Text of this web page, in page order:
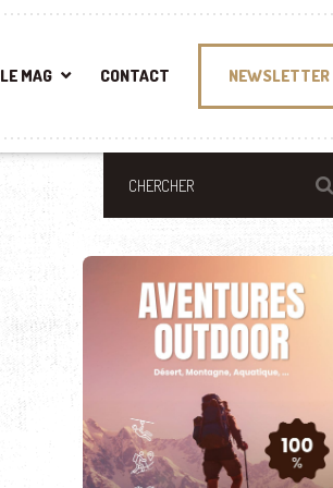
LE MAG CONTACT NEWSLETTER